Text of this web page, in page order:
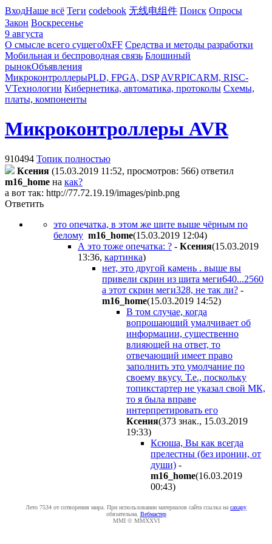
ВходНаше всё Теги codebook 无线电组件 Поиск Опросы
Закон Воскресенье
9 августа
О смысле всего сущего0xFF Средства и методы разработки
Мобильная и беспроводная связь Блошиный
рынокОбъявления
МикроконтроллерыPLD, FPGA, DSP AVRPICARM, RISC-
VТехнологии Кибернетика, автоматика, протоколы Схемы,
платы, компоненты
Микроконтроллеры AVR
910494 Топик полностью
Ксения (15.03.2019 11:52, просмотров: 566) ответил
m16_home на как?
a вот так: http://77.72.19.19/images/pinb.png
Ответить
это опечатка, в этом же шите выше чёрным по
белому m16_home(15.03.2019 12:04)
А это тоже опечатка: ? - Ксения(15.03.2019
13:36, картинка)
нет, это другой камень . выше вы
привели скрин из шита меги640...2560
а этот скрин меги328, не так ли? -
m16_home(15.03.2019 14:52)
В том случае, когда
вопрошающий умалчивает об
информации, существенно
влияющей на ответ, то
отвечающий имеет право
заполнить это умолчание по
своему вкусу. Т.е., поскольку
топикстартер не указал свой МК,
то я была вправе
интерпретировать его
Ксения(373 знак., 15.03.2019
19:33)
Ксюша, Вы как всегда
прелестны (без иронии, от
души) -
m16_home(16.03.2019
00:43)
Лето 7534 от сотворения мира. При использовании материалов сайта ссылка на caxapу
обязательна. Вебмастер
MMI © MMXXVI